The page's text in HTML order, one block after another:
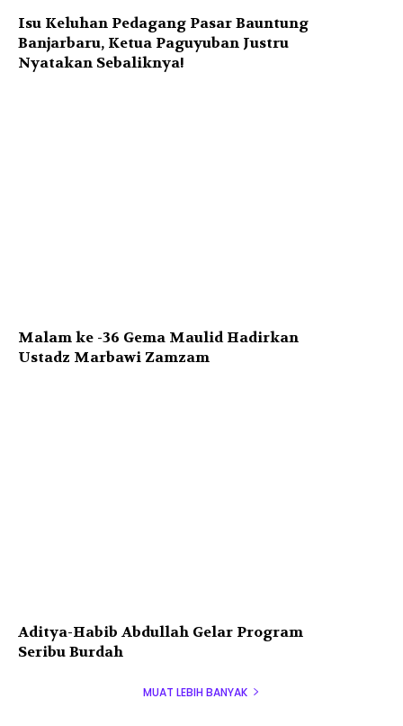
Isu Keluhan Pedagang Pasar Bauntung
Banjarbaru, Ketua Paguyuban Justru
Nyatakan Sebaliknya!
Malam ke -36 Gema Maulid Hadirkan
Ustadz Marbawi Zamzam
Aditya-Habib Abdullah Gelar Program
Seribu Burdah
MUAT LEBIH BANYAK